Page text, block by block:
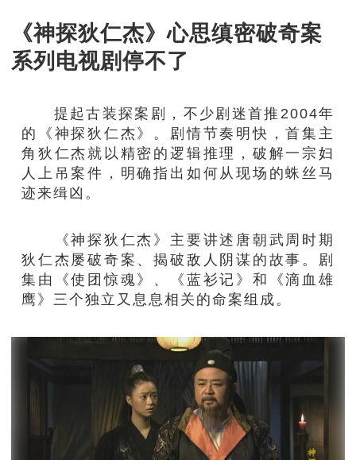
《神探狄仁杰》心思缜密破奇案
系列电视剧停不了
提起古装探案剧，不少剧迷首推2004年
的《神探狄仁杰》。剧情节奏明快，首集主
角狄仁杰就以精密的逻辑推理，破解一宗妇
人上吊案件，明确指出如何从现场的蛛丝马
迹来缉凶。
《神探狄仁杰》主要讲述唐朝武周时期
狄仁杰屡破奇案、揭破敌人阴谋的故事。剧
集由《使团惊魂》、《蓝衫记》和《滴血雄
鹰》三个独立又息息相关的命案组成。